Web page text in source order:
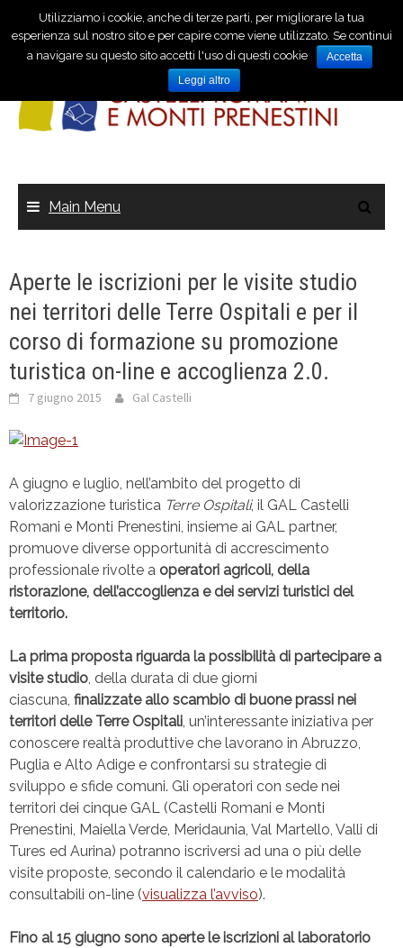
Main Menu
Aperte le iscrizioni per le visite studio
nei territori delle Terre Ospitali e per il
corso di formazione su promozione
turistica on-line e accoglienza 2.0.
7 giugno 2015 Gal Castelli
A giugno e luglio, nell’ambito del progetto di
valorizzazione turistica Terre Ospitali, il GAL Castelli
Romani e Monti Prenestini, insieme ai GAL partner,
promuove diverse opportunità di accrescimento
professionale rivolte a operatori agricoli, della
ristorazione, dell’accoglienza e dei servizi turistici del
territorio.
La prima proposta riguarda la possibilità di partecipare a
visite studio, della durata di due giorni
ciascuna, finalizzate allo scambio di buone prassi nei
territori delle Terre Ospitali, un’interessante iniziativa per
conoscere realtà produttive che lavorano in Abruzzo,
Puglia e Alto Adige e confrontarsi su strategie di
sviluppo e sfide comuni. Gli operatori con sede nei
territori dei cinque GAL (Castelli Romani e Monti
Prenestini, Maiella Verde, Meridaunia, Val Martello, Valli di
Tures ed Aurina) potranno iscriversi ad una o più delle
visite proposte, secondo il calendario e le modalità
consultabili on-line (visualizza l’avviso).
Fino al 15 giugno sono aperte le iscrizioni al laboratorio
Utilizziamo i cookie, anche di terze parti, per migliorare la tua
esperienza sul nostro sito e per capire come viene utilizzato. Se continui
a navigare su questo sito accetti l'uso di questi cookie
Accetta
Leggi altro